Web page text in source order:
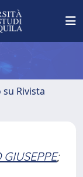
Rivista
;